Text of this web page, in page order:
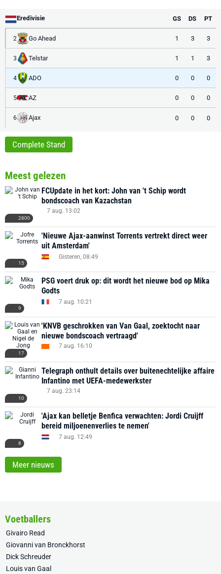
Eredivisie GS DS PT
2 Go Ahead 1 3 3
3 Telstar 1 1 3
4 ADO 0 0 0
5 AZ 0 0 0
6 Ajax 0 0 0
Complete Stand
Meest gelezen
2800
FCUpdate in het kort: John van 't Schip wordt
bondscoach van Kazachstan
7 aug. 13:02
15
'Nieuwe Ajax-aanwinst Torrents vertrekt direct weer
uit Amsterdam'
Gisteren, 08:49
9
PSG voert druk op: dit wordt het nieuwe bod op Mika
Godts
7 aug. 10:21
17
'KNVB geschrokken van Van Gaal, zoektocht naar
nieuwe bondscoach vertraagd'
7 aug. 16:10
10
Telegraph onthult details over buitenechtelijke affaire
Infantino met UEFA-medewerkster
7 aug. 23:14
8
'Ajax kan belletje Benfica verwachten: Jordi Cruijff
bereid miljoenenverlies te nemen'
7 aug. 12:49
Meer nieuws
Voetballers
Givairo Read
Giovanni van Bronckhorst
Dick Schreuder
Louis van Gaal